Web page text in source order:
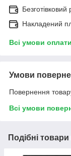
Безготівковий
Накладений
Всі умови оплати
Умови
Повернення
Всі умови
Подібні товари